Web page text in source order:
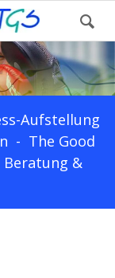
Aufstellung
- The Good
Beratung &